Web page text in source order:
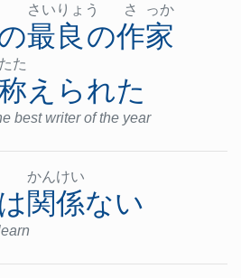
さい りょ う
最良 の
さ っか
作家
たた
えられた
best writer of the year
は
かんけい
関係ない